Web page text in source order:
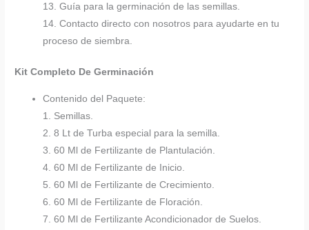
13. Guía para la germinación de las semillas.
14. Contacto directo con nosotros para ayudarte en tu
proceso de siembra.
Kit Completo De Germinación
Contenido del Paquete:
1. Semillas.
2. 8 Lt de Turba especial para la semilla.
3. 60 Ml de Fertilizante de Plantulación.
4. 60 Ml de Fertilizante de Inicio.
5. 60 Ml de Fertilizante de Crecimiento.
6. 60 Ml de Fertilizante de Floración.
7. 60 Ml de Fertilizante Acondicionador de Suelos.